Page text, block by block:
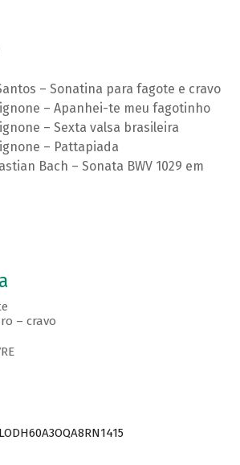
– Sonatina para fagote e cravo
– Apanhei-te meu fagotinho
– Sexta valsa brasileira
– Pattapiada
Bach – Sonata BWV 1029 em
– cravo